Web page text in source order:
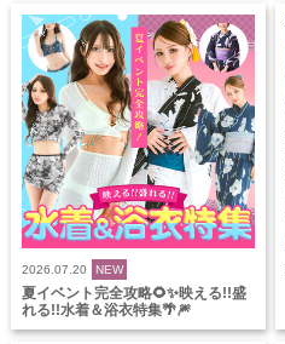
2026.07.20 NEW
夏イベント完全攻略🌻✨映える!!盛
れる!!水着＆浴衣特集🌴🎆